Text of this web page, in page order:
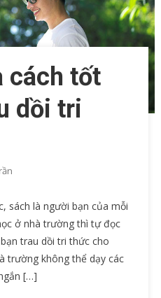
cách tốt
dồi tri
sách là người bạn của mỗi
ở nhà trường thì tự đọc
trau dồi tri thức cho
trường không thể dạy các
[…]